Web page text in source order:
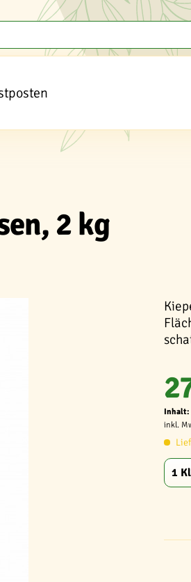
2 kg
Inhalt:
inkl.